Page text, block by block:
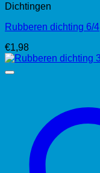
Dichtingen
Rubberen dichting 6/4
€1,98